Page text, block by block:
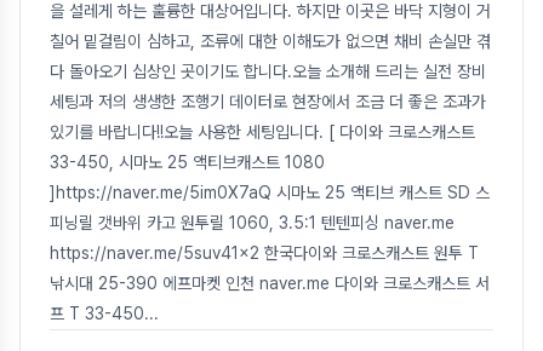
을 설레게 하는 훌륭한 대상어입니다. 하지만 이곳은 바닥 지형이 거
칠어 밑걸림이 심하고, 조류에 대한 이해도가 없으면 채비 손실만 겪
다 돌아오기 십상인 곳이기도 합니다.오늘 소개해 드리는 실전 장비
세팅과 저의 생생한 조행기 데이터로 현장에서 조금 더 좋은 조과가
있기를 바랍니다!!오늘 사용한 세팅입니다. [ 다이와 크로스캐스트
33-450, 시마노 25 액티브캐스트 1080
]https://naver.me/5im0X7aQ 시마노 25 액티브 캐스트 SD 스
피닝릴 갯바위 카고 원투릴 1060, 3.5:1 텐텐피싱 naver.me
https://naver.me/5suv41x2 한국다이와 크로스캐스트 원투 T
낚시대 25-390 에프마켓 인천 naver.me 다이와 크로스캐스트 서
프 T 33-450...